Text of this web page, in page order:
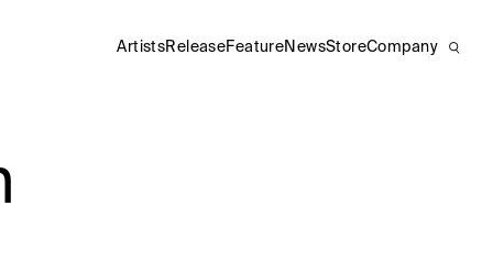
ArtistsReleaseFeature NewsStoreCompany